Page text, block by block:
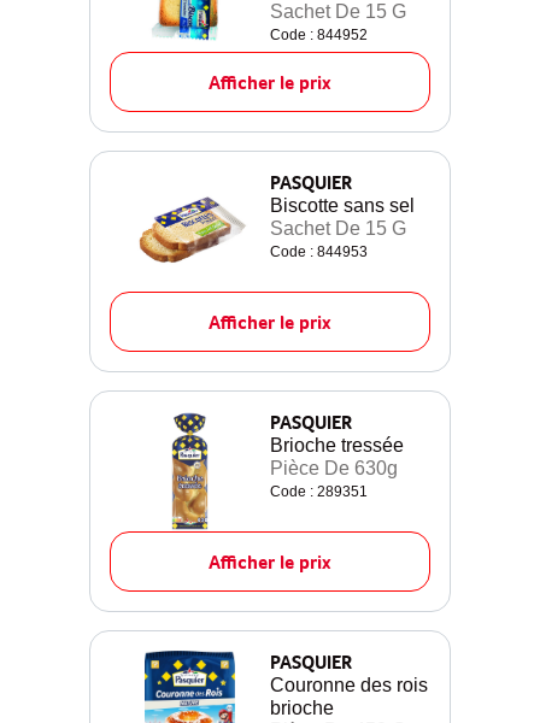
Sachet De 15 G
Code : 844952
Afficher le prix
PASQUIER
Biscotte sans sel
Sachet De 15 G
Code : 844953
Afficher le prix
PASQUIER
Brioche tressée
Pièce De 630g
Code : 289351
Afficher le prix
PASQUIER
Couronne des rois
brioche